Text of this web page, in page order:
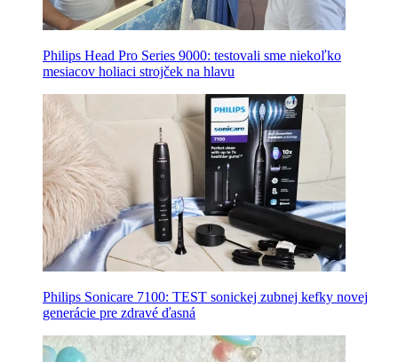
Philips Head Pro Series 9000: testovali sme niekoľko
mesiacov holiaci strojček na hlavu
Philips Sonicare 7100: TEST sonickej zubnej kefky novej
generácie pre zdravé ďasná